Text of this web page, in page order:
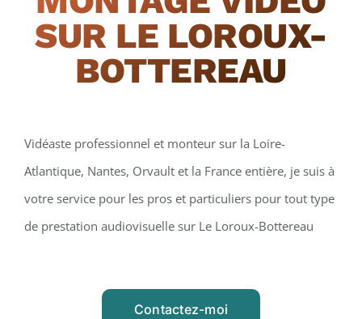
SUR LE LOROUX-
BOTTEREAU
Vidéaste professionnel et monteur sur la Loire-
Atlantique, Nantes, Orvault et la France entière, je suis à
votre service pour les pros et particuliers pour tout type
de prestation audiovisuelle sur Le Loroux-Bottereau
Contactez-moi